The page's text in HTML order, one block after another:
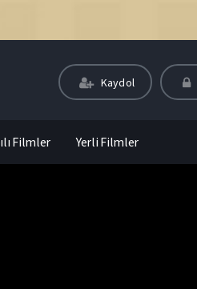
Kaydol
Filmler Yerli Filmler